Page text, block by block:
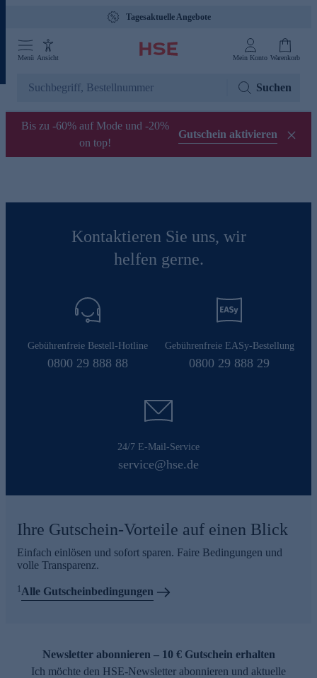
Tagesaktuelle Angebote
Menü Ansicht Mein Konto Warenkorb
Suchen
Bis zu -60% auf Mode und -20%
on top!
Gutschein aktivieren
Kontaktieren Sie uns, wir
helfen gerne.
Gebührenfreie Bestell-Hotline
0800 29 888 88
Gebührenfreie EASy-Bestellung
0800 29 888 29
24/7 E-Mail-Service
service@hse.de
Ihre Gutschein-Vorteile auf einen Blick
Einfach einlösen und sofort sparen. Faire Bedingungen und
volle Transparenz.
1Alle Gutscheinbedingungen
Newsletter abonnieren – 10 € Gutschein erhalten
Ich möchte den HSE-Newsletter abonnieren und aktuelle